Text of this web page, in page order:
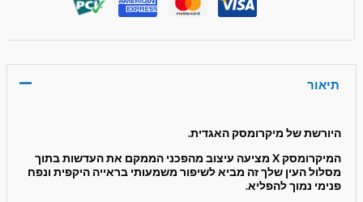
תיאור
היורשת של מיקרומסק האגדית.
המיקרומסק X מציעה עיצוב מהפכני הממקם את העדשות בתוך
מסלול העין שלךזה מביא לשיפור משמעותי בראייה היקפית ונפח
פנימי נמוך להפליא.